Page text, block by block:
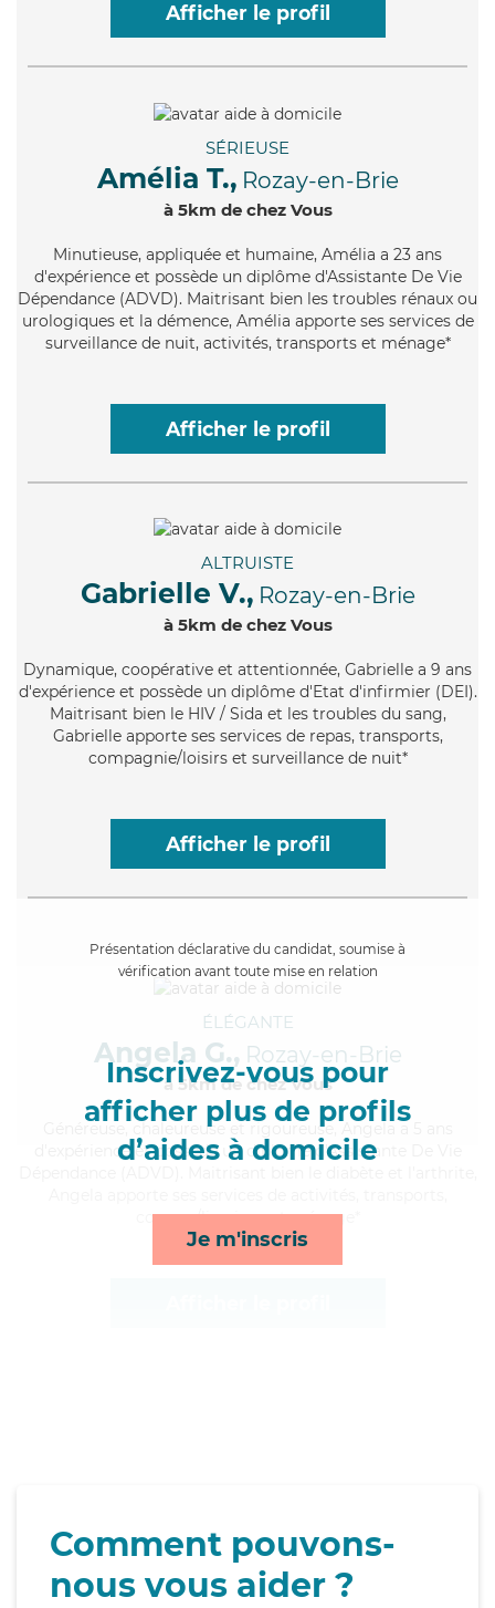
Afficher le profil
SÉRIEUSE
Amélia T., Rozay-en-Brie
à 5km de chez Vous
Minutieuse, appliquée et humaine, Amélia a 23 ans
d'expérience et possède un diplôme d'Assistante De Vie
Dépendance (ADVD). Maitrisant bien les troubles rénaux ou
urologiques et la démence, Amélia apporte ses services de
surveillance de nuit, activités, transports et ménage*
Afficher le profil
ALTRUISTE
Gabrielle V., Rozay-en-Brie
à 5km de chez Vous
Dynamique, coopérative et attentionnée, Gabrielle a 9 ans
d'expérience et possède un diplôme d'Etat d'infirmier (DEI).
Maitrisant bien le HIV / Sida et les troubles du sang,
Gabrielle apporte ses services de repas, transports,
compagnie/loisirs et surveillance de nuit*
Afficher le profil
Présentation déclarative du candidat, soumise à
vérification avant toute mise en relation
Inscrivez-vous pour
afficher plus de profils
d’aides à domicile
Je m'inscris
ÉLÉGANTE
Angela G., Rozay-en-Brie
à 5km de chez Vous
, chaleureuse et rigoureuse, Angela a 5 ans
d'expérience et possède un diplôme d'Assistante De Vie
courses/livraison et ménage*
Comment pouvons-
nous vous aider ?